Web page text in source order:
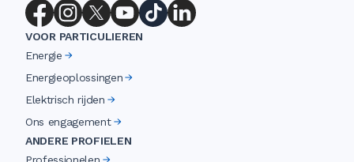
VOOR PARTICULIEREN
Energie
Energieoplossingen
Elektrisch rijden
Ons engagement
ANDERE PROFIELEN